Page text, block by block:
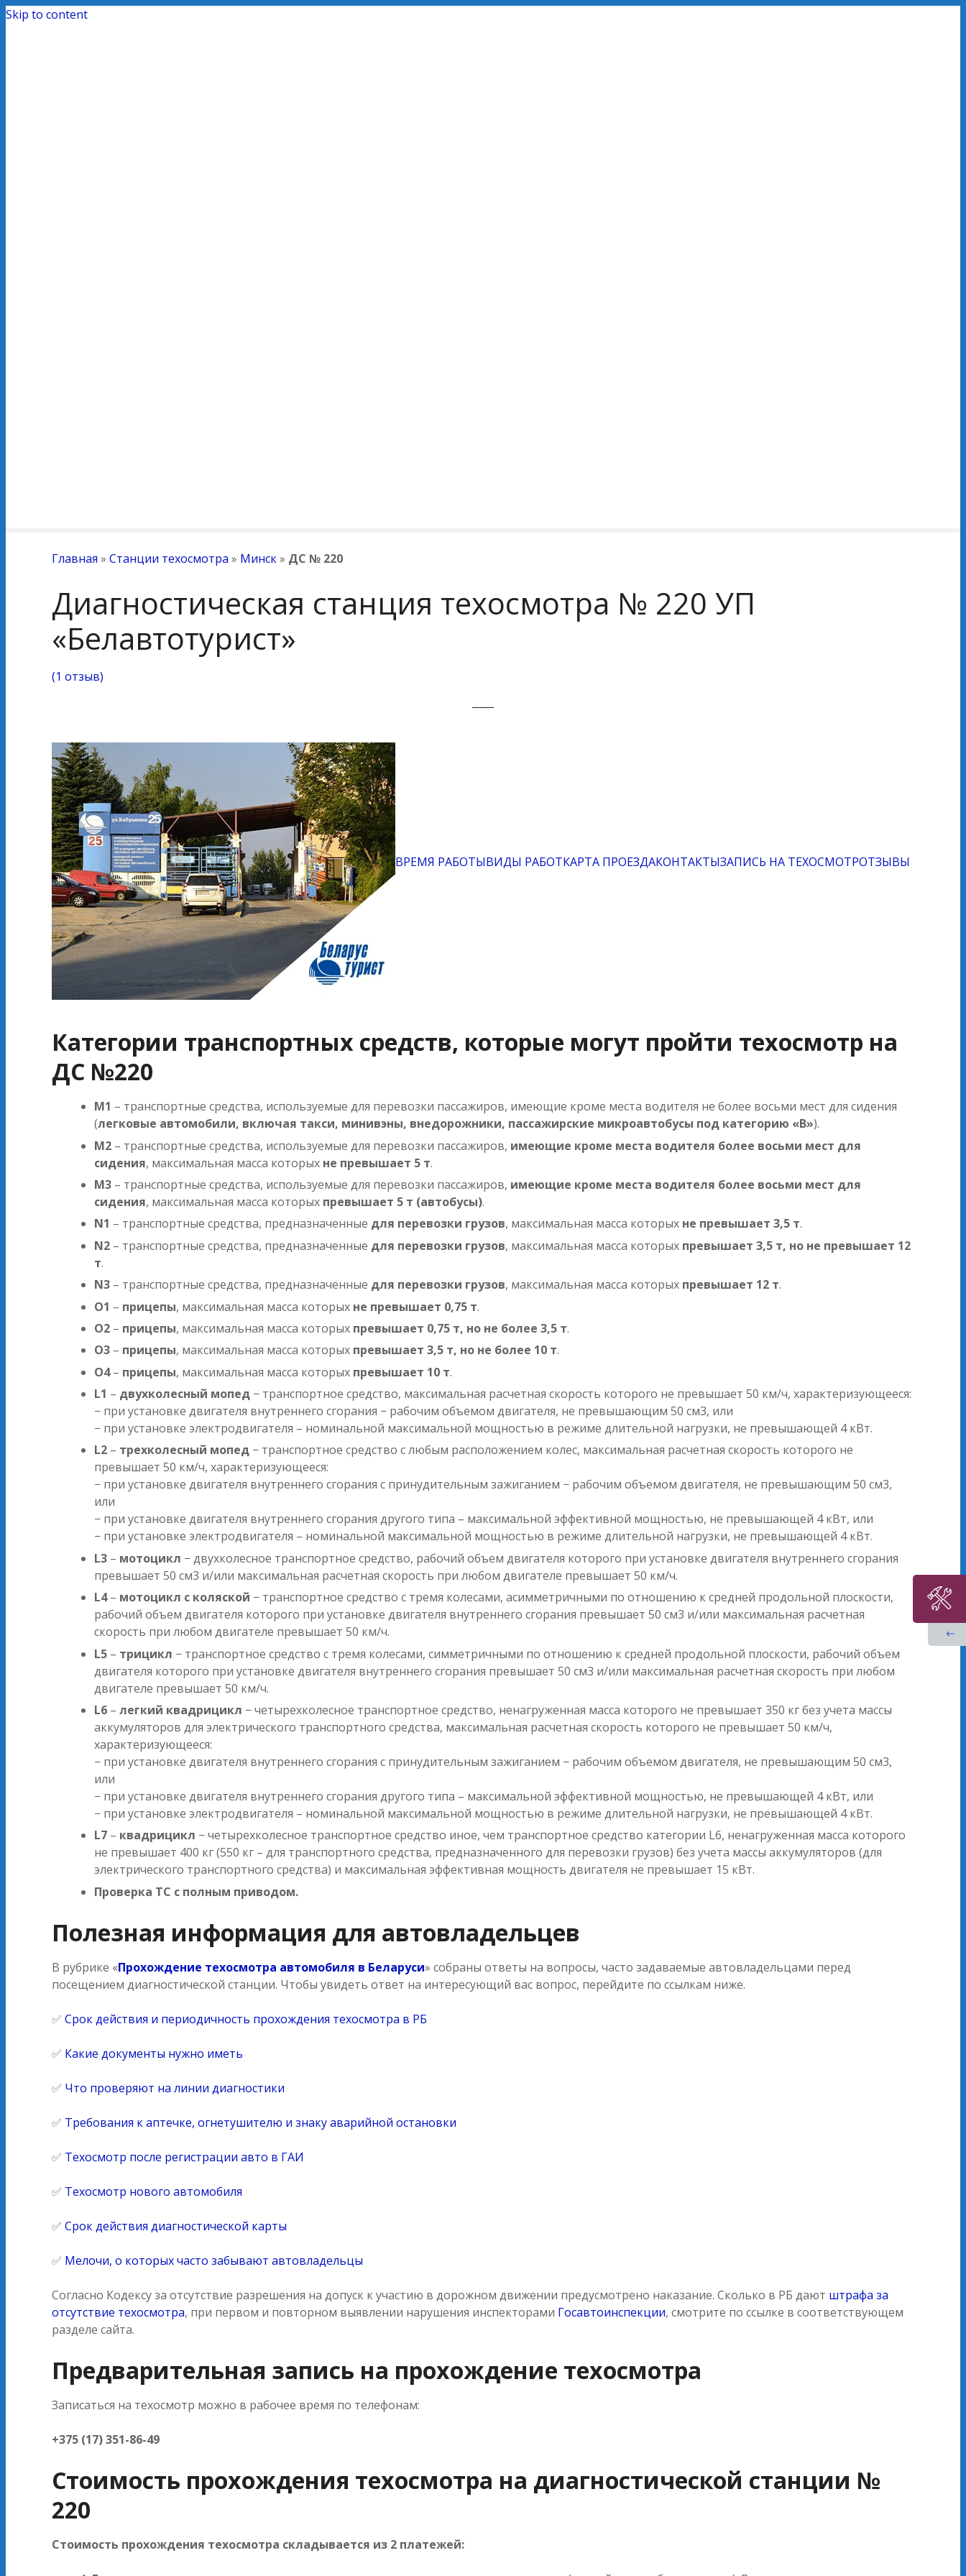
Skip to content
Главная » Станции техосмотра » Минск» ДС № 220
Диагностическая станция техосмотра № 220 УП
«Белавтотурист»
(1 отзыв)
ВРЕМЯ РАБОТЫВИДЫ РАБОТКАРТА ПРОЕЗДАКОНТАКТЫЗАПИСЬ НА ТЕХОСМОТРОТЗЫВЫ
Категории транспортных средств, которые могут пройти техосмотр на
ДС №220
M1 – транспортные средства, используемые для перевозки пассажиров, имеющие кроме места водителя не более восьми мест для сидения
(легковые автомобили, включая такси, минивэны, внедорожники, пассажирские микроавтобусы под категорию «B»).
M2 – транспортные средства, используемые для перевозки пассажиров, имеющие кроме места водителя более восьми мест для
сидения, максимальная масса которых не превышает 5 т.
M3 – транспортные средства, используемые для перевозки пассажиров, имеющие кроме места водителя более восьми мест для
сидения, максимальная масса которых превышает 5 т (автобусы).
N1 – транспортные средства, предназначенные для перевозки грузов, максимальная масса которых не превышает 3,5 т.
N2 – транспортные средства, предназначенные для перевозки грузов, максимальная масса которых превышает 3,5 т, но не превышает 12
т.
N3 – транспортные средства, предназначенные для перевозки грузов, максимальная масса которых превышает 12 т.
O1 – прицепы, максимальная масса которых не превышает 0,75 т.
O2 – прицепы, максимальная масса которых превышает 0,75 т, но не более 3,5 т.
O3 – прицепы, максимальная масса которых превышает 3,5 т, но не более 10 т.
O4– прицепы, максимальная масса которых превышает 10 т.
L1 – двухколесный мопед − транспортное средство, максимальная расчетная скорость которого не превышает 50 км/ч, характеризующееся:
− при установке двигателя внутреннего сгорания − рабочим объемом двигателя, не превышающим 50 см3, или
− при установке электродвигателя – номинальной максимальной мощностью в режиме длительной нагрузки, не превышающей 4 кВт.
L2 – трехколесный мопед − транспортное средство с любым расположением колес, максимальная расчетная скорость которого не
превышает 50 км/ч, характеризующееся:
− при установке двигателя внутреннего сгорания с принудительным зажиганием − рабочим объемом двигателя, не превышающим 50 см3,
или
− при установке двигателя внутреннего сгорания другого типа – максимальной эффективной мощностью, не превышающей 4 кВт, или
− при установке электродвигателя – номинальной максимальной мощностью в режиме длительной нагрузки, не превышающей 4 кВт.
L3 – мотоцикл − двухколесное транспортное средство, рабочий объем двигателя которого при установке двигателя внутреннего сгорания
превышает 50 см3 и/или максимальная расчетная скорость при любом двигателе превышает 50 км/ч.
L4– мотоцикл с коляской − транспортное средство с тремя колесами, асимметричными по отношению к средней продольной плоскости,
рабочий объем двигателя которого при установке двигателя внутреннего сгорания превышает 50 см3 и/или максимальная расчетная
скорость при любом двигателе превышает 50 км/ч.
L5 – трицикл − транспортное средство с тремя колесами, симметричными по отношению к средней продольной плоскости, рабочий объем
двигателя которого при установке двигателя внутреннего сгорания превышает 50 см3 и/или максимальная расчетная скорость при любом
двигателе превышает 50 км/ч.
L6 –легкий квадрицикл − четырехколесное транспортное средство, ненагруженная масса которого не превышает 350 кг без учета массы
аккумуляторов для электрического транспортного средства, максимальная расчетная скорость которого не превышает 50 км/ч,
характеризующееся:
− при установке двигателя внутреннего сгорания с принудительным зажиганием − рабочим объемом двигателя, не превышающим 50 см3,
или
− при установке двигателя внутреннего сгорания другого типа – максимальной эффективной мощностью, не превышающей 4 кВт, или
− при установке электродвигателя – номинальной максимальной мощностью в режиме длительной нагрузки, не превышающей 4 кВт.
L7 – квадрицикл − четырехколесное транспортное средство иное, чем транспортное средство категории L6, ненагруженная масса которого
не превышает 400 кг (550 кг – для транспортного средства, предназначенного для перевозки грузов) без учета массы аккумуляторов (для
электрического транспортного средства) и максимальная эффективная мощность двигателя не превышает 15 кВт.
Проверка ТС с полным приводом.
Полезная информация для автовладельцев
В рубрике «Прохождение техосмотра автомобиля в Беларуси» собраны ответы на вопросы, часто задаваемые автовладельцами перед
посещением диагностической станции. Чтобы увидеть ответ на интересующий вас вопрос, перейдите по ссылкам ниже.
✅ Срок действия и периодичность прохождения техосмотра в РБ
✅ Какие документы нужно иметь
✅ Что проверяют на линии диагностики
✅ Требования к аптечке, огнетушителю и знаку аварийной остановки
✅ Техосмотр после регистрации авто в ГАИ
✅ Техосмотр нового автомобиля
✅ Срок действия диагностической карты
✅ Мелочи, о которых часто забывают автовладельцы
Согласно Кодексу за отсутствие разрешения на допуск к участию в дорожном движении предусмотрено наказание. Сколько в РБ дают штрафа за
отсутствие техосмотра, при первом и повторном выявлении нарушения инспекторами Госавтоинспекции, смотрите по ссылке в соответствующем
разделе сайта.
Предварительная запись на прохождение техосмотра
Записаться на техосмотр можно в рабочее время по телефонам:
+375 (17) 351-86-49
Стоимость прохождения техосмотра на диагностической станции №
220
Стоимость прохождения техосмотра складывается из 2 платежей: